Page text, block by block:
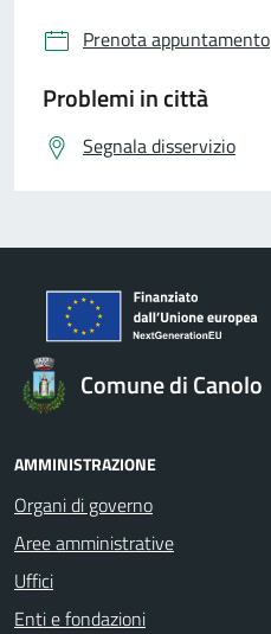
Prenota appuntamento
Problemi in città
Segnala disservizio
Comune di Canolo
AMMINISTRAZIONE
Organi di governo
Aree amministrative
Uffici
Enti e fondazioni